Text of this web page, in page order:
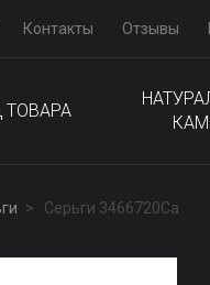
Контакты Отзывы
ТОВАРА
Серьги 3466720Са